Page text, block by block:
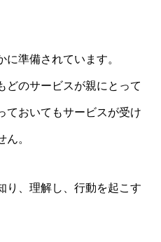
準備されています。
どのサービスが親にとって
ておいてもサービスが受け
。
り、理解し、行動を起こす